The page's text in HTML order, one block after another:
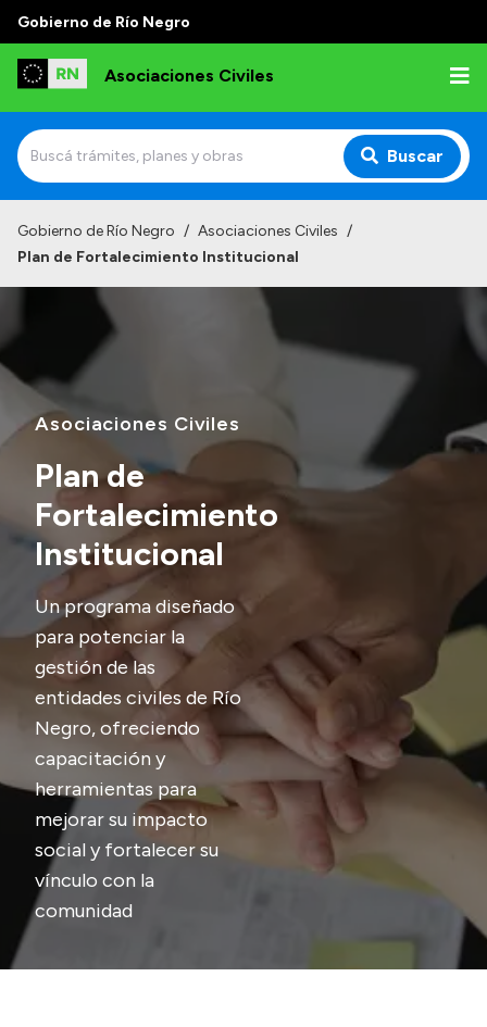
Gobierno de Río Negro
Asociaciones Civiles
Buscar
Autoridades, Áreas y Organismos
Delegaciones
Normativa
Gobierno de Río Negro / Asociaciones Civiles /
Plan de Fortalecimiento Institucional
Asociaciones Civiles
Plan de
Fortalecimiento
Institucional
Un programa diseñado
para potenciar la
gestión de las
entidades civiles de Río
Negro, ofreciendo
capacitación y
herramientas para
mejorar su impacto
social y fortalecer su
vínculo con la
comunidad